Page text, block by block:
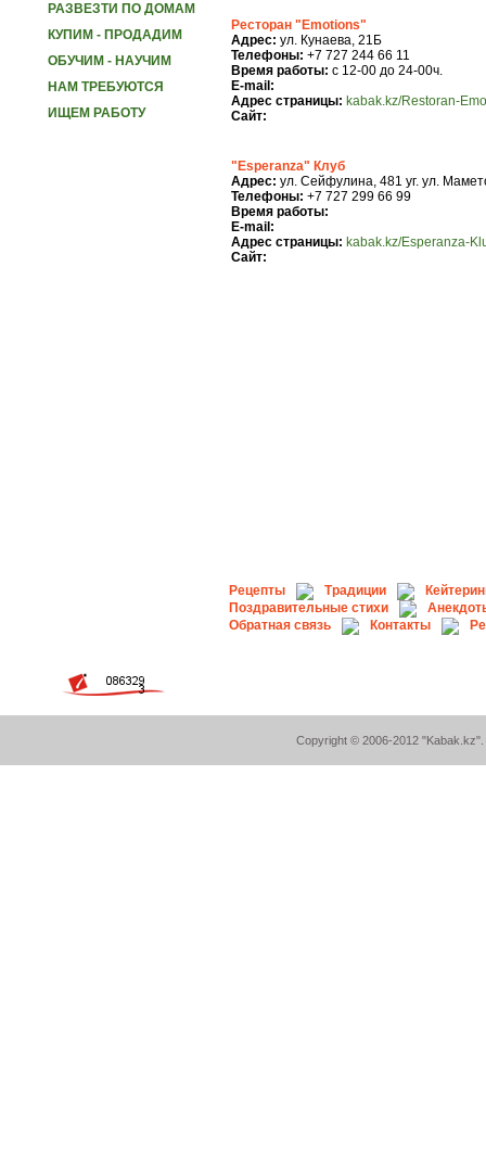
РАЗВЕЗТИ ПО ДОМАМ
КУПИМ - ПРОДАДИМ
ОБУЧИМ - НАУЧИМ
НАМ ТРЕБУЮТСЯ
ИЩЕМ РАБОТУ
Ресторан "Emotions"
Адрес: ул. Кунаева, 21Б
Телефоны: +7 727 244 66 11
Время работы: с 12-00 до 24-00ч.
E-mail:
Адрес страницы: kabak.kz/Restoran-
Сайт:
"Esperanza" Клуб
Адрес: ул. Сейфулина, 481 уг. ул.
Телефоны: +7 727 299 66 99
Время работы:
E-mail:
Адрес страницы: kabak.kz/Esperanza-
Сайт:
Рецепты Традиции
Поздравительные стихи
Обратная связь
Контакты
Copyright © 2006-2012 "Kabak.kz".